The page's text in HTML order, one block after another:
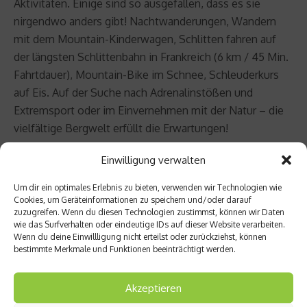
Einwilligung verwalten
Um dir ein optimales Erlebnis zu bieten, verwenden wir Technologien wie
Cookies, um Geräteinformationen zu speichern und/oder darauf
zuzugreifen. Wenn du diesen Technologien zustimmst, können wir Daten
wie das Surfverhalten oder eindeutige IDs auf dieser Website verarbeiten.
Wenn du deine Einwillligung nicht erteilst oder zurückziehst, können
bestimmte Merkmale und Funktionen beeinträchtigt werden.
Akzeptieren
Aktivitäten. Einige sind so ausgefallen, dass es sie
nirgendwo anders gibt! Nachtwanderungen, Wandern
mit dem Mountain-Kinderwagen, Schlitten fahren auf
der längsten Schlittenbahn in Frankreich (6 km / 45 Min.
Fahrtdauer), Mountain-Bike im Schnee, Schleuderkurs
auf Eis. Auf der Suche nach Adrenalinstößen und
Extremsport oder im Einvernehmen mit der Natur – die
vielfältige Bergwelt erfüllt die Erwartungen!
www.valthorens.com
Infos zum Skigebiet Val Thorens
Eröffnung:24.11.2012
Ende der Skisaison: 12.05.2012
Länge der Pisten:150 km
Skigebiete – Les 3 Vallées:600 km